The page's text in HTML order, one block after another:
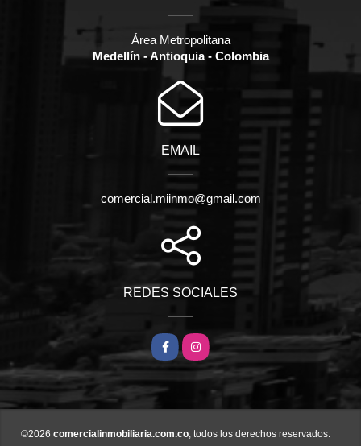
Área Metropolitana
Medellín - Antioquia - Colombia
EMAIL
comercial.miinmo@gmail.com
REDES SOCIALES
FacebookInstagram
©2026 comercialinmobiliaria.com.co, todos los derechos reservados.